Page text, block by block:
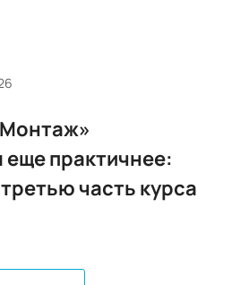
еще практичнее:
часть курса